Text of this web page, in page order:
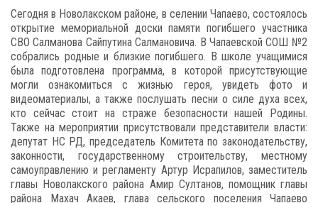
Сегодня в Новолакском районе, в селении Чапаево, состоялось
открытие мемориальной доски памяти погибшего участника
СВО Салманова Сайпутина Салмановича. В Чапаевской СОШ №2
собрались родные и близкие погибшего. В школе учащимися
была подготовлена программа, в которой присутствующие
могли ознакомиться с жизнью героя, увидеть фото и
видеоматериалы, а также послушать песни о силе духа всех,
кто сейчас стоит на страже безопасности нашей Родины.
Также на мероприятии присутствовали представители власти:
депутат НС РД, председатель Комитета по законодательству,
законности, государственному строительству, местному
самоуправлению и регламенту Артур Исрапилов, заместитель
главы Новолакского района Амир Султанов, помощник главы
района Махач Акаев, глава сельского поселения Чапаево